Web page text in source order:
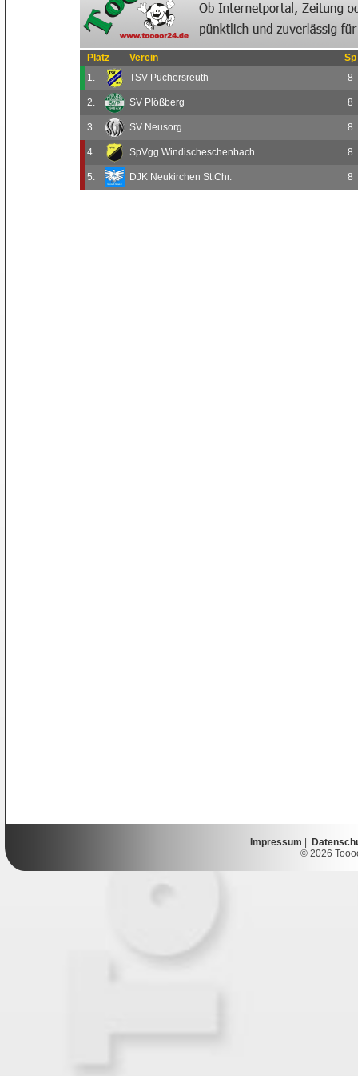
Platz Verein
Sp
1.
TSV Püchersreuth 8
2. SV Plößberg 8
3. SV Neusorg 8
4. SpVgg Windischeschenbach 8
5. DJK Neukirchen St.Chr. 8
Impressum
© 2026